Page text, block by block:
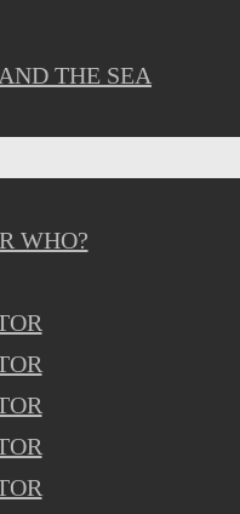
THE SEA
WHO?